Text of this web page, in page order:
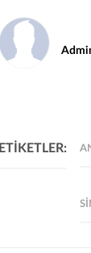
ETİKETLER: